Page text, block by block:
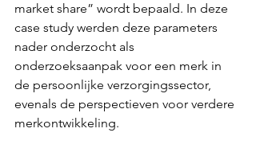
market share” wordt bepaald. In deze
case study werden deze parameters
nader onderzocht als
onderzoeksaanpak voor een merk in
de persoonlijke verzorgingssector,
evenals de perspectieven voor verdere
merkontwikkeling.